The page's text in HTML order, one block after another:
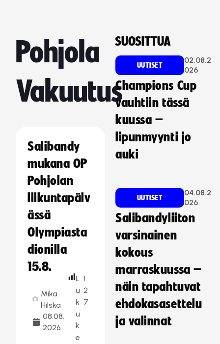
Pohjola
Vakuutus
Salibandy
mukana OP
Pohjolan
liikuntapäiv
ässä
Olympiasta
dionilla
15.8.
Mika
Hilska
08.08.
2026
L
u
k
u
k
e
1
2
7
SUOSITTUA
UUTISET
02.08.2
026
Champions Cup
vauhtiin tässä
kuussa –
lipunmyynti jo
auki
UUTISET
04.08.2
026
Salibandyliiton
varsinainen
kokous
marraskuussa –
näin tapahtuvat
ehdokasasettelu
ja valinnat